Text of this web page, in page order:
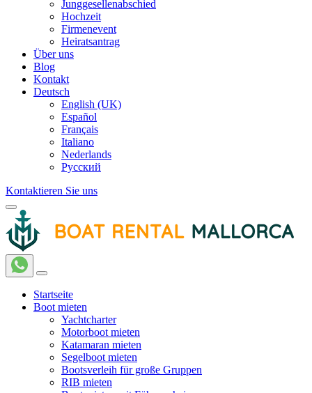
Junggesellenabschied
Hochzeit
Firmenevent
Heiratsantrag
Über uns
Blog
Kontakt
Deutsch
English (UK)
Español
Français
Italiano
Nederlands
Русский
Kontaktieren Sie uns
Startseite
Boot mieten
Yachtcharter
Motorboot mieten
Katamaran mieten
Segelboot mieten
Bootsverleih für große Gruppen
RIB mieten